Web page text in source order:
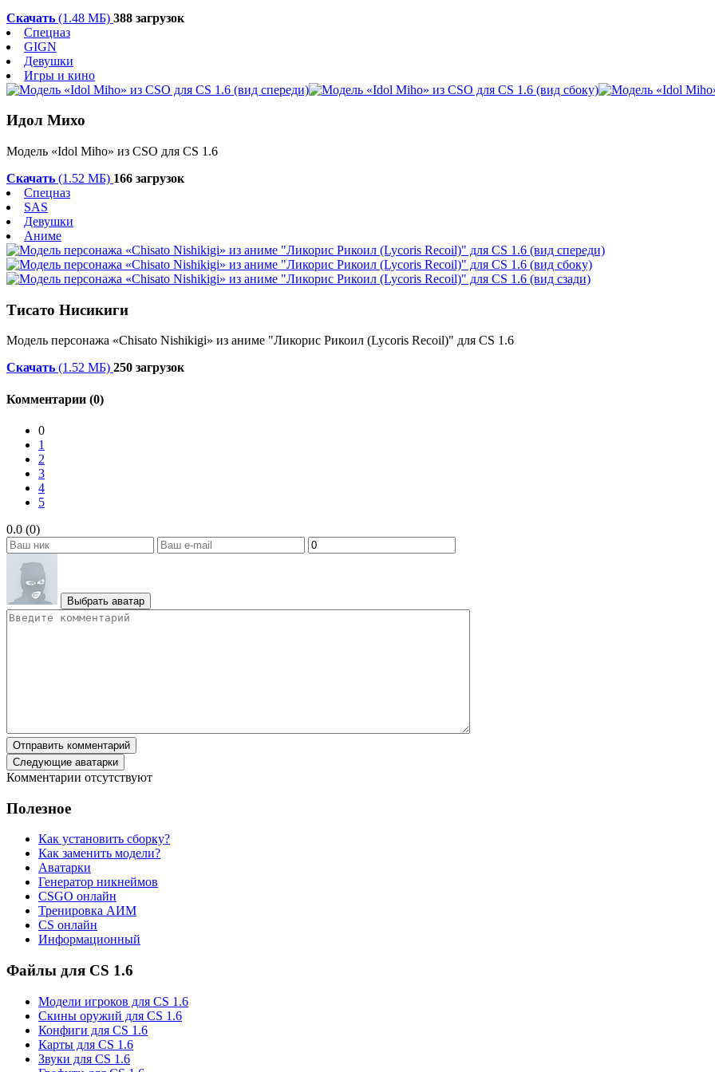
Скачать (1.48 МБ) 388 загрузок
Спецназ
GIGN
Девушки
Игры и кино
Идол Михо
Модель «Idol Miho» из CSO для CS 1.6
Скачать (1.52 МБ) 166 загрузок
Спецназ
SAS
Девушки
Аниме
Тисато Нисикиги
Модель персонажа «Chisato Nishikigi» из аниме "Ликорис Рикоил (Lycoris Recoil)" для CS 1.6
Скачать (1.52 МБ) 250 загрузок
Комментарии (0)
0
1
2
3
4
5
0.0 (0)
Выбрать аватар
Отправить комментарий
Следующие аватарки
Комментарии отсутствуют
Полезное
Как установить сборку?
Как заменить модели?
Аватарки
Генератор никнеймов
CSGO онлайн
Тренировка АИМ
CS онлайн
Информационный
Файлы для CS 1.6
Модели игроков для CS 1.6
Скины оружий для CS 1.6
Конфиги для CS 1.6
Карты для CS 1.6
Звуки для CS 1.6